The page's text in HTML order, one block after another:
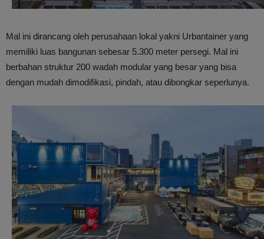
Mal ini dirancang oleh perusahaan lokal yakni Urbantainer yang
memiliki luas bangunan sebesar 5.300 meter persegi. Mal ini
berbahan struktur 200 wadah modular yang besar yang bisa
dengan mudah dimodifikasi, pindah, atau dibongkar seperlunya.